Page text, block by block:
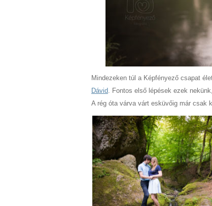
Mindezeken túl a Képfényező csapat
Dávid. Fontos első lépések ezek
A rég óta várva várt esküvőig már csak